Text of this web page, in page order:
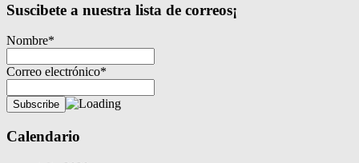
Suscibete a nuestra lista de correos¡
Nombre*
Correo electrónico*
Calendario